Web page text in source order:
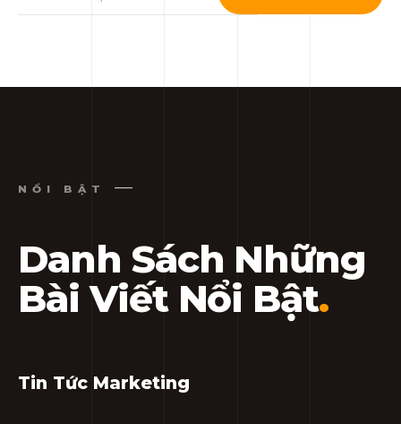
NỔI BẬT
Danh Sách Những
Bài Viết Nổi Bật.
Tin Tức Marketing